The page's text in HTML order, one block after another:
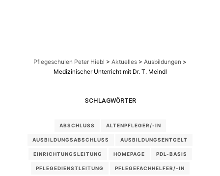
Pflegeschulen Peter Hiebl > Aktuelles > Ausbildungen >
Medizinischer Unterricht mit Dr. T. Meindl
SCHLAGWÖRTER
ABSCHLUSS ALTENPFLEGER/-IN
AUSBILDUNGSABSCHLUSS AUSBILDUNGSENTGELT
EINRICHTUNGSLEITUNG HOMEPAGE PDL-BASIS
PFLEGEDIENSTLEITUNG PFLEGEFACHHELFER/-IN